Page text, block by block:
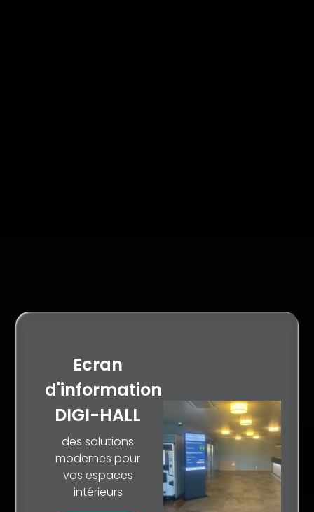
Ecran
d'information
DIGI-HALL
des solutions
modernes pour
vos espaces
intérieurs